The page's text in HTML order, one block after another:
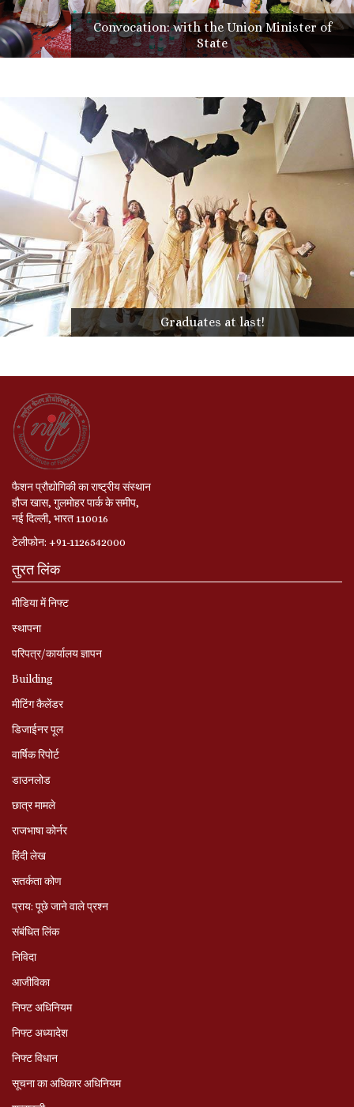
Convocation: with the Union Minister of
State
Graduates at last!
फैशन प्रौद्योगिकी का राष्ट्रीय संस्थान
हौज खास, गुलमोहर पार्क के समीप,
नई दिल्ली, भारत 110016
टेलीफोन: +91-1126542000
तुरत लिंक
मीडिया में निफ्ट
स्‍थापना
परिपत्र/कार्यालय ज्ञापन
Building
मीटिंग कैलेंडर
डिजाईनर पूल
वार्षिक रिपोर्ट
डाउनलोड
छात्र मामले
राजभाषा कोर्नर
हिंदी लेख
सतर्कता कोण
प्राय: पूछे जाने वाले प्रश्‍न
संबंधित लिंक
निविदा
आजीविका
निफ्ट अधिनियम
निफ्ट अध्‍यादेश
निफ्ट विधान
सूचना का अधिकार अधिनियम